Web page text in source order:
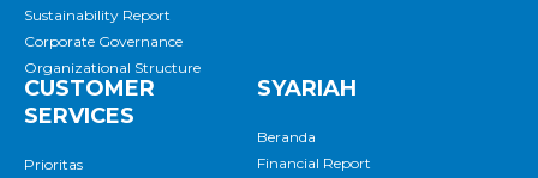
Sustainability Report
Corporate Governance
Organizational Structure
CUSTOMER
SERVICES
Prioritas
SYARIAH
Beranda
Financial Report